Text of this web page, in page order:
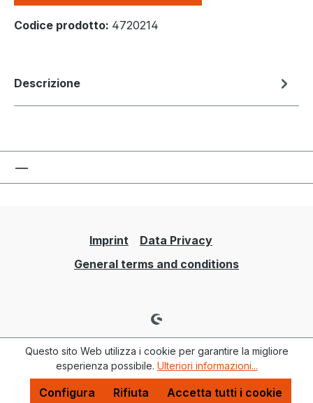
Codice prodotto: 4720214
Descrizione
Imprint
Data Privacy
General terms and conditions
Questo sito Web utilizza i cookie per garantire la migliore
esperienza possibile. Ulteriori informazioni...
Rifiuta
Configura Accetta tutti i cookie